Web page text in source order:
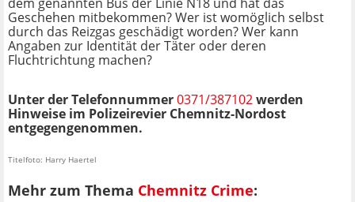
Geschehen mitbekommen? Wer ist womöglich selbst
durch das Reizgas geschädigt worden? Wer kann
Angaben zur Identität der Täter oder deren
Fluchtrichtung machen?
Unter der Telefonnummer0371/387102werden
Hinweise im Polizeirevier Chemnitz-Nordost
entgegengenommen.
Titelfoto: Harry Haertel
Mehr zum Thema Chemnitz Crime: